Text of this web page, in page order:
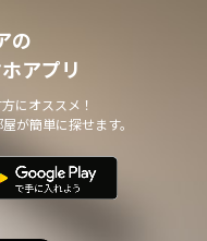
失またはき損の防止その
適切な措置を講じます。
査を行い、 取り扱いを
よう当該第三者に対する
の
アプリ
にオススメ！
が簡単に探せます。